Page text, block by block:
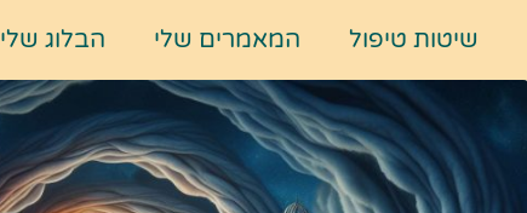
שיטות טיפול המאמרים שלי הבלוג שלי